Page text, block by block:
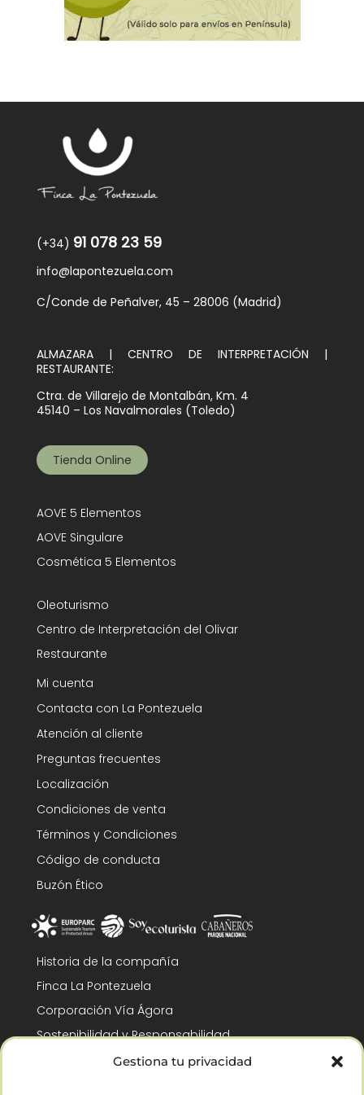
Gestiona tu privacidad
(+34) 91 078 23 59
info@lapontezuela.com
C/Conde de Peñalver, 45 – 28006 (Madrid)
ALMAZARA | CENTRO DE INTERPRETACIÓN |
RESTAURANTE:
Ctra. de Villarejo de Montalbán, Km. 4
45140 – Los Navalmorales (Toledo)
Tienda Online
AOVE 5 Elementos
AOVE Singulare
Cosmética 5 Elementos
Oleoturismo
Centro de Interpretación del Olivar
Restaurante
Mi cuenta
Contacta con La Pontezuela
Atención al cliente
Preguntas frecuentes
Localización
Condiciones de venta
Términos y Condiciones
Código de conducta
Buzón Ético
Historia de la compañía
Finca La Pontezuela
Corporación Vía Ágora
Sostenibilidad y Responsabilidad
RSC y Fundación Gómez-Pintado